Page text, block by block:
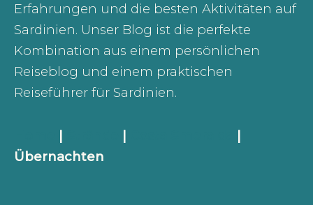
Erfahrungen und die besten Aktivitäten auf
Sardinien. Unser Blog ist die perfekte
Kombination aus einem persönlichen
Reiseblog und einem praktischen
Reiseführer für Sardinien.
| |
|
Übernachten